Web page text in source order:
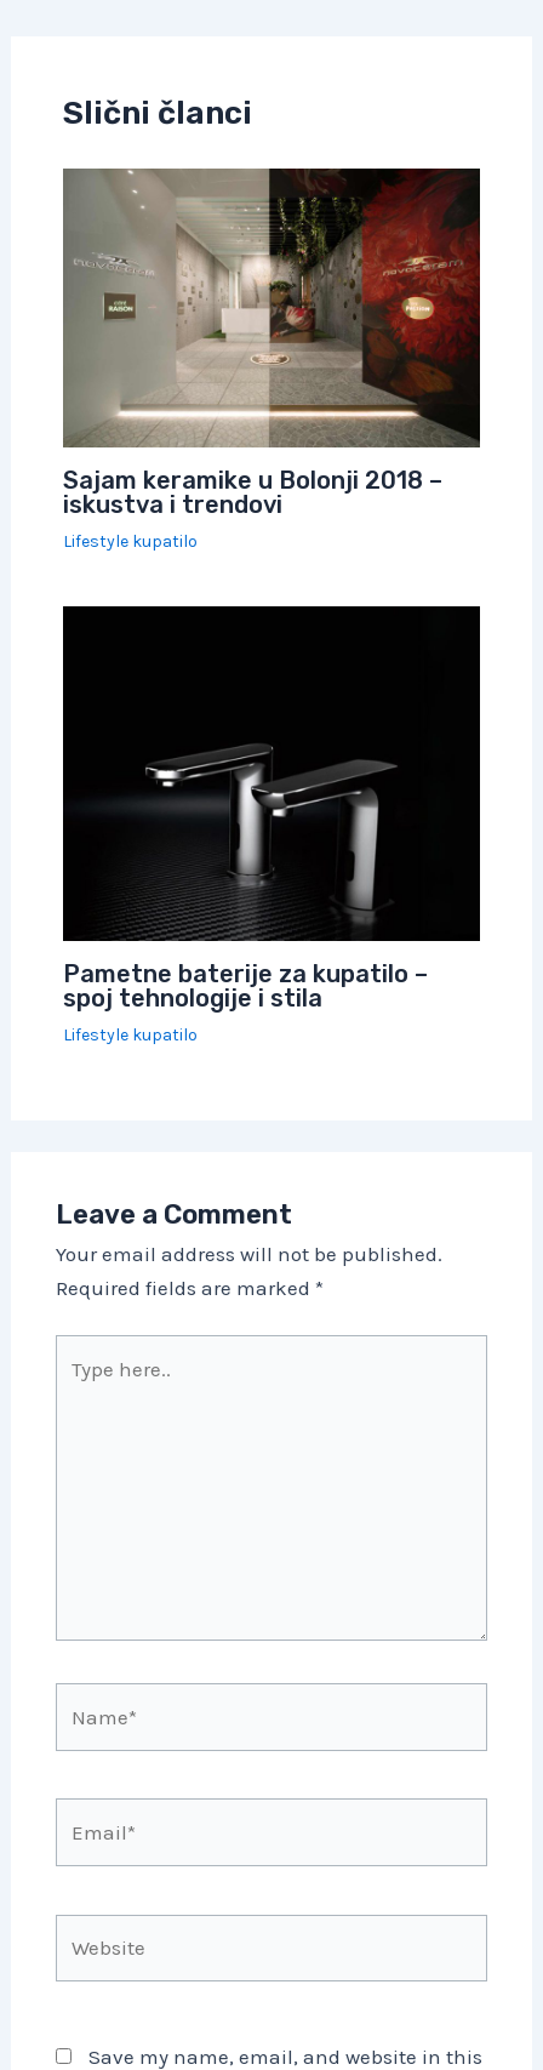
Slični članci
Sajam keramike u Bolonji 2018 –
iskustva i trendovi
Lifestyle kupatilo
Pametne baterije za kupatilo –
spoj tehnologije i stila
Lifestyle kupatilo
Leave a Comment
Your email address will not be published.
Required fields are marked *
here..
Save my name, email, and website in this